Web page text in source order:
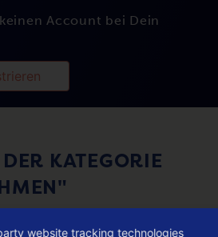
Account bei Dein
KATEGORIE
website tracking technologies